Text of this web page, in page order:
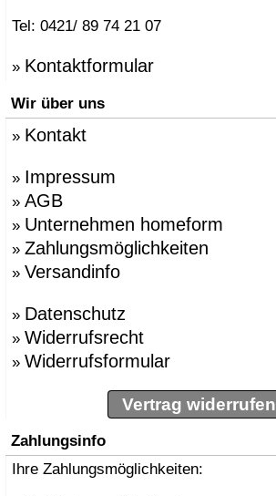
Tel: 0421/ 89 74 21 07
» Kontaktformular
Wir über uns
» Kontakt
» Impressum
» AGB
» Unternehmen homeform
» Zahlungsmöglichkeiten
» Versandinfo
» Datenschutz
» Widerrufsrecht
» Widerrufsformular
Vertrag widerrufen
Zahlungsinfo
Ihre Zahlungsmöglichkeiten: